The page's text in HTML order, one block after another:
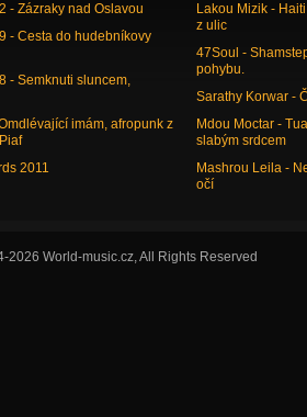
- Zázraky nad Oslavou
- Cesta do hudebníkovy
- Semknuti sluncem,
imám, afropunk z
2011
Lakou Mizik -
z ulic
47Soul -
pohybu.
Sarathy Korwar -
Mdou Moctar -
slabým srdcem
Mashrou Leila -
očí
2026 World-music.cz, All Rights Reserved